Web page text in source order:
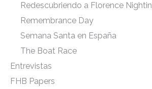
Redescubriendo a Florence
Remembrance Day
Semana Santa en España
The Boat Race
Entrevistas
FHB Papers